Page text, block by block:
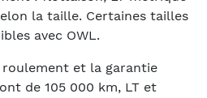
la taille. Certaines tailles
avec OWL.
roulement et la garantie
de 105 000 km, LT et